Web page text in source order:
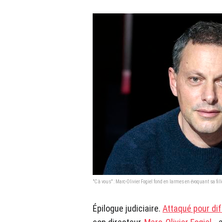
"C à vous" : Marc-Olivier Fogiel fond en larmes en évoquant sa
Épilogue judiciaire. Attaqué pour